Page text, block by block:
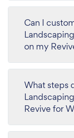
Can I
on my
What steps
Revive for